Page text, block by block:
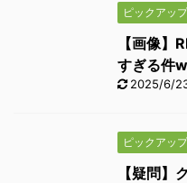
ピックアップ
【画像】
すぎる件
2025/6/
ピックアップ
【疑問】